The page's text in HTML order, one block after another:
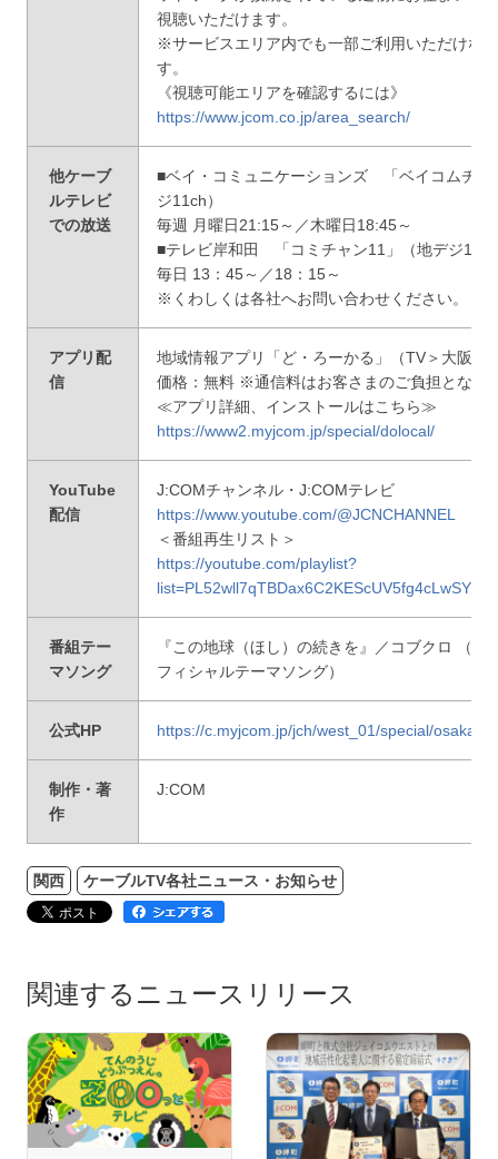
視聴いただけます。
※サービスエリア内でも一部ご利用いただけな
す。
《視聴可能エリアを確認するには》
https://www.jcom.co.jp/area_search/
他ケーブ
ルテレビ
での放送
■ベイ・コミュニケーションズ 「ベイコムチャ
ジ11ch）
毎週 月曜日21:15～／木曜日18:45～
■テレビ岸和田 「コミチャン11」（地デジ
毎日 13：45～／18：15～
※くわしくは各社へお問い合わせください。
アプリ配
信
地域情報アプリ「ど・ろーかる」（TV＞大阪・
価格：無料 ※通信料はお客さまのご負担となり
≪アプリ詳細、インストールはこちら≫
https://www2.myjcom.jp/special/dolocal/
YouTube
配信
J:COMチャンネル・J:COMテレビ
https://www.youtube.com/@JCNCHANNEL
＜番組再生リスト＞
https://youtube.com/playlist?
list=PL52wll7qTBDax6C2KEScUV5fg4cLwSYnt
番組テー
マソング
『この地球（ほし）の続きを』／コブクロ （大
フィシャルテーマソング）
公式HP https://c.myjcom.jp/jch/west_01/special/
制作・著
作
J:COM
関西 ケーブルTV各社ニュース・お知らせ
関連するニュースリリース